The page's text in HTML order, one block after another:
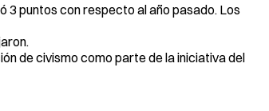
3 puntos con respecto al año pasado. Los
de civismo como parte de la iniciativa del